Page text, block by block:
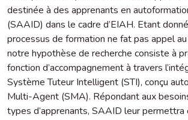
destinée à des apprenants en
(SAAID) dans le cadre d’EIAH. Etant
processus de formation ne fat pas appel
notre hypothèse de recherche consiste à
fonction d’accompagnement à travers
Système Tuteur Intelligent (STI), conçu
Multi-Agent (SMA). Répondant aux
types d’apprenants, SAAID leur